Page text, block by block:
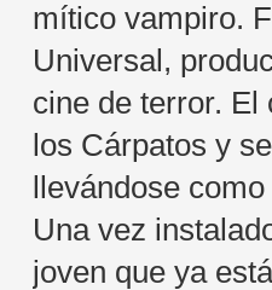
mítico vampiro.
Universal,
cine de terror. El
los Cárpatos y
llevándose
Una vez
joven que ya